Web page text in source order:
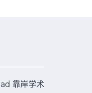
靠岸学术